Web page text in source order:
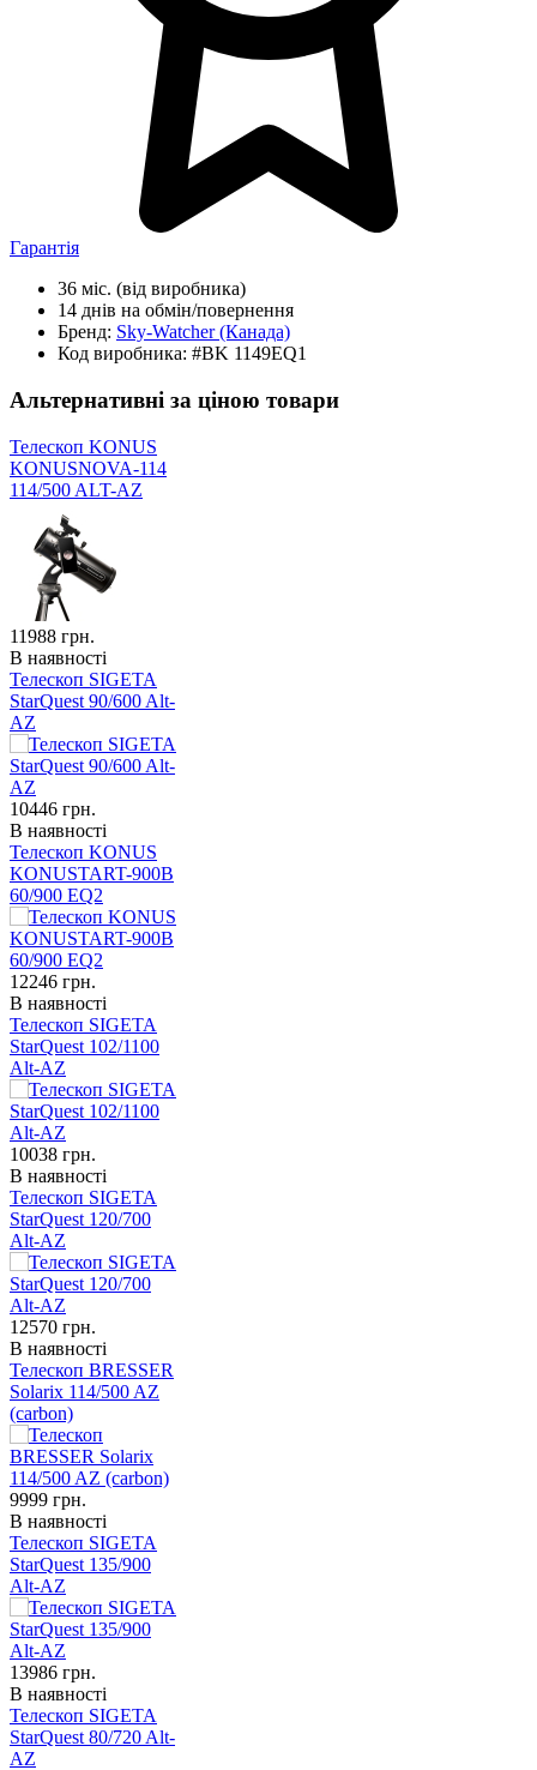
Гарантія
36 міс. (від виробника)
14 днів на обмін/повернення
Бренд: Sky-Watcher(Канада)
Код виробника: #BK 1149EQ1
Альтернативні за ціною товари
Телескоп KONUS
KONUSNOVA-114
114/500 ALT-AZ
11988 грн.
В наявності
Телескоп SIGETA
StarQuest 90/600 Alt-
AZ
10446 грн.
В наявності
Телескоп KONUS
KONUSTART-900B
60/900 EQ2
12246 грн.
В наявності
Телескоп SIGETA
StarQuest 102/1100
Alt-AZ
10038 грн.
В наявності
Телескоп SIGETA
StarQuest 120/700
Alt-AZ
12570 грн.
В наявності
Телескоп BRESSER
Solarix 114/500 AZ
(carbon)
9999 грн.
В наявності
Телескоп SIGETA
StarQuest 135/900
Alt-AZ
13986 грн.
В наявності
Телескоп SIGETA
StarQuest 80/720 Alt-
AZ